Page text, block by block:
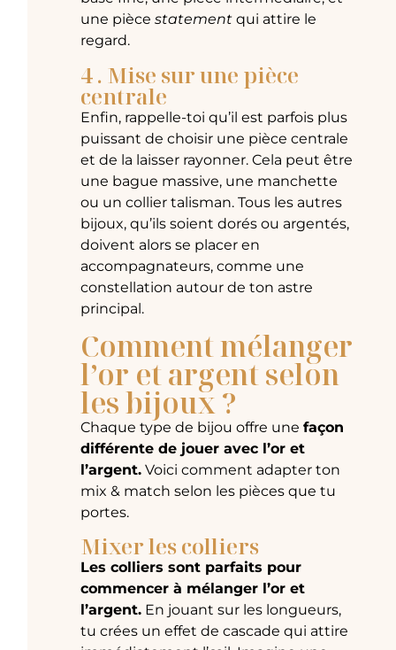
une pièce statementqui attire le
regard.
4 . Mise sur une pièce
centrale
Enfin, rappelle-toi qu’il est parfois plus
puissant de choisir une pièce centrale
et de la laisser rayonner. Cela peut être
une bague massive, une manchette
ou un collier talisman. Tous les autres
bijoux, qu’ils soient dorés ou argentés,
doivent alors se placer en
accompagnateurs, comme une
constellation autour de ton astre
principal.
Comment mélanger
l’or et argent selon
les bijoux ?
Chaque type de bijou offre unefaçon
différente de jouer avec l’or et
l’argent. Voici comment adapter ton
mix & match selon les pièces que tu
portes.
Mixer les colliers
Les colliers sont parfaits pour
commencer à mélanger l’or et
l’argent. En jouant sur les longueurs,
tu crées un effet de cascade qui attire